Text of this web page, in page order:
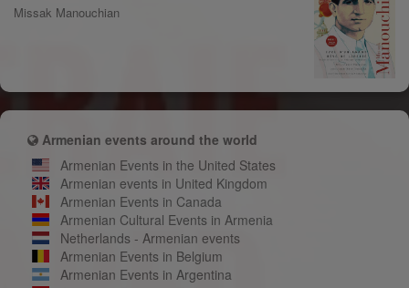
Missak Manouchian
Armenian events around the world
Armenian Events in the United States
Armenian events in United Kingdom
Armenian Events in Canada
Armenian Cultural Events in Armenia
Netherlands - Armenian events
Armenian Events in Belgium
Armenian Events in Argentina